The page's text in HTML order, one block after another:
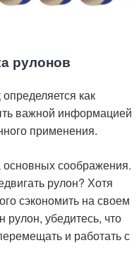
рулонов
определяется как
важной информацией
применения.
основных соображения.
рулон? Хотя
сэкономить на своем
рулон, убедитесь, что
и работать с